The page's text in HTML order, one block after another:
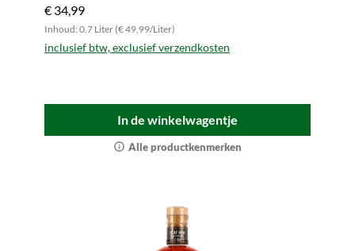
€ 34,99
Inhoud: 0.7 Liter (€ 49,99/Liter)
inclusief btw, exclusief verzendkosten
In de winkelwagentje
Alle productkenmerken